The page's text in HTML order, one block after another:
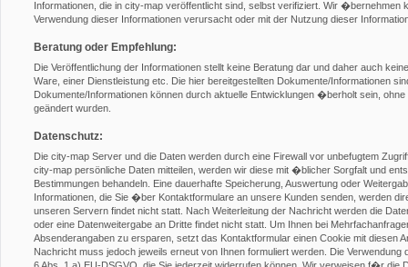
Informationen, die in city-map veröffentlicht sind, selbst verifiziert. Wir �bernehmen
Verwendung dieser Informationen verursacht oder mit der Nutzung dieser
Beratung oder Empfehlung:
Die Veröffentlichung der Informationen stellt keine Beratung dar und daher auch
Ware, einer Dienstleistung etc. Die hier bereitgestellten Dokumente/Informationen
Dokumente/Informationen können durch aktuelle Entwicklungen �berholt sein,
geändert wurden.
Datenschutz:
Die city-map Server und die Daten werden durch eine Firewall vor unbefugtem
city-map persönliche Daten mitteilen, werden wir diese mit �blicher Sorgfalt und
Bestimmungen behandeln. Eine dauerhafte Speicherung, Auswertung oder
Informationen, die Sie �ber Kontaktformulare an unsere Kunden senden, werden
unseren Servern findet nicht statt. Nach Weiterleitung der Nachricht werden die
oder eine Datenweitergabe an Dritte findet nicht statt. Um Ihnen bei
Absenderangaben zu ersparen, setzt das Kontaktformular einen Cookie mit diesen
Nachricht muss jedoch jeweils erneut von Ihnen formuliert werden. Die